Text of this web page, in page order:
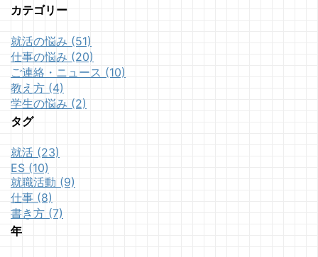
カテゴリー
就活の悩み (51)
仕事の悩み (20)
ご連絡・ニュース (10)
教え方 (4)
学生の悩み (2)
タグ
就活 (23)
ES (10)
就職活動 (9)
仕事 (8)
書き方 (7)
年